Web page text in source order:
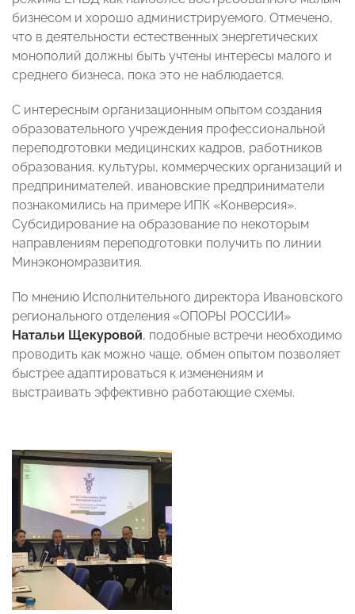
бизнесом и хорошо администрируемого. Отмечено,
что в деятельности естественных энергетических
монополий должны быть учтены интересы малого и
среднего бизнеса, пока это не наблюдается.
С интересным организационным опытом создания
образовательного учреждения профессиональной
переподготовки медицинских кадров, работников
образования, культуры, коммерческих организаций и
предпринимателей, ивановские предприниматели
познакомились на примере ИПК «Конверсия».
Субсидирование на образование по некоторым
направлениям переподготовки получить по линии
Минэкономразвития.
По мнению Исполнительного директора Ивановского
регионального отделения «ОПОРЫ РОССИИ»
Натальи Щекуровой, подобные встречи необходимо
проводить как можно чаще, обмен опытом позволяет
быстрее адаптироваться к изменениям и
выстраивать эффективно работающие схемы.